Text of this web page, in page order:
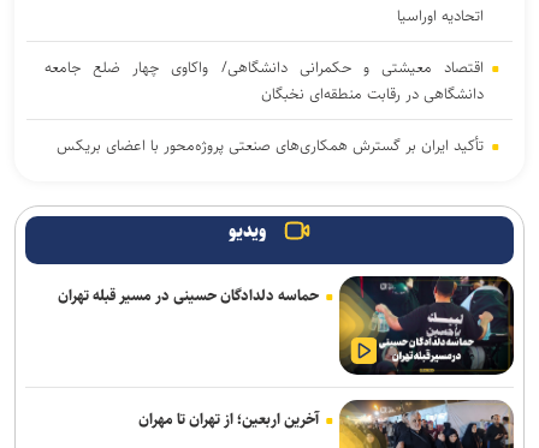
اتحادیه اوراسیا
اقتصاد معیشتی و حکمرانی دانشگاهی/ واکاوی چهار ضلع جامعه
دانشگاهی در رقابت منطقه‌ای نخبگان
تأکید ایران بر گسترش همکاری‌های صنعتی پروژه‌محور با اعضای بریکس
لغو افزایش تعرفه و تصاعد پلکانی بهای برق مشترکین کشاورزی
افزایش سابقه خدمت الزامی برای بازنشستگی بر اساس قانون برنامه هفتم
جمع آوری شد
تردد ۵.۸ میلیون زائر حسینی از مرز‌های اربعینی در سفر‌های رفت و
ویدیو
حماسه دلدادگان حسینی در مسیر قبله تهران
آخرین اربعین؛ از تهران تا مهران